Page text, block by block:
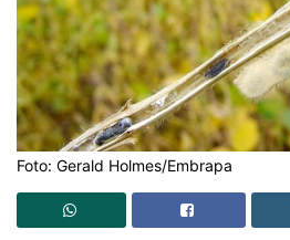
Foto: Gerald Holmes/Embrapa